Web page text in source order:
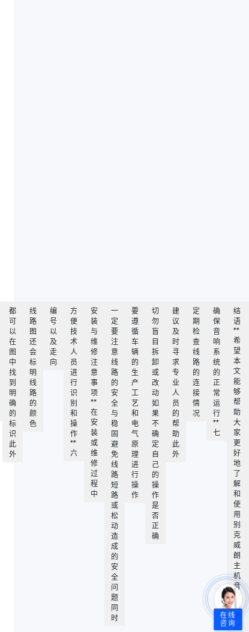
都
可
以
在
图
中
找
到
明
确
的
标
识
此
外
线
路
图
还
会
标
明
线
路
的
颜
色
编
号
以
及
走
向
方
便
技
术
人
员
进
行
识
别
和
操
作
**
六
安
装
与
维
修
注
意
事
项
**
在
安
装
或
维
修
过
程
中
一
定
要
注
意
线
路
的
安
全
与
稳
固
避
免
线
路
短
路
或
松
动
造
成
的
安
全
问
题
同
时
要
遵
循
车
辆
的
生
产
工
艺
和
电
气
原
理
进
行
操
作
切
勿
盲
目
拆
卸
或
改
动
如
果
不
确
定
自
己
的
操
作
是
否
正
确
建
议
及
时
寻
求
专
业
人
员
的
帮
助
此
外
定
期
检
查
线
路
的
连
接
情
况
确
保
音
响
系
统
的
正
常
运
行
**
七
结
语
**
希
望
本
文
能
够
帮
助
大
家
更
好
地
了
解
和
使
用
别
克
威
朗
主
机
音
频
线
通
过
在线
咨询